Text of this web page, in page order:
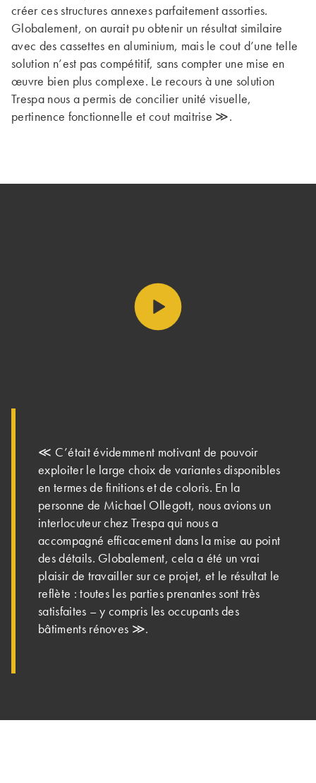
créer ces structures annexes parfaitement assorties.
Globalement, on aurait pu obtenir un résultat similaire
avec des cassettes en aluminium, mais le cout d’une telle
solution n’est pas compétitif, sans compter une mise en
œuvre bien plus complexe. Le recours à une solution
Trespa nous a permis de concilier unité visuelle,
pertinence fonctionnelle et cout maitrise ≫.
≪ C’était évidemment motivant de pouvoir
exploiter le large choix de variantes disponibles
en termes de finitions et de coloris. En la
personne de Michael Ollegott, nous avions un
interlocuteur chez Trespa qui nous a
accompagné efficacement dans la mise au point
des détails. Globalement, cela a été un vrai
plaisir de travailler sur ce projet, et le résultat le
reflète : toutes les parties prenantes sont très
satisfaites – y compris les occupants des
bâtiments rénoves ≫.
Play video https://